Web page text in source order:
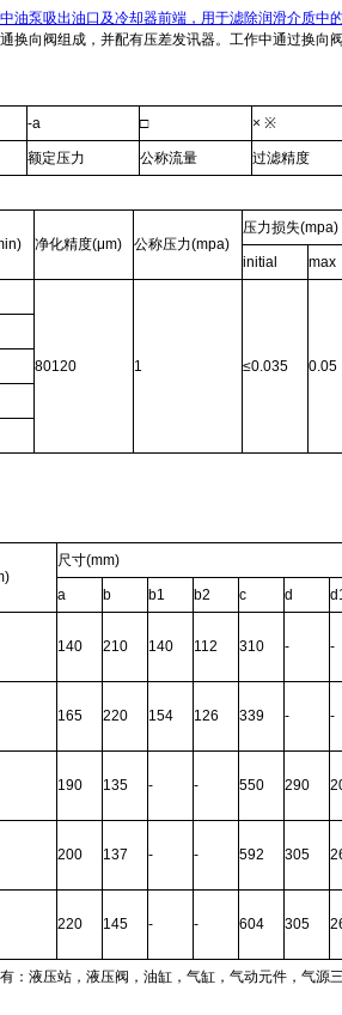
油泵吸出油口及冷却器前端，用于滤除润滑介质中
换向阀组成，并配有压差发讯器。工作中通过换
-a □ × ※
额定压力 公称流量 过滤精度
净化精度(μm) 公称压力(mpa)
压力损失(mpa)
initial max
80120 1 ≤0.035 0.05
尺寸(mm)
a b b1 b2 c d
140 210 140 112 310 -
-
165 220 154 126 339 -
-
190 135 - - 550 290
200 137 - - 592 305
220 145 - - 604 305
：液压站，液压阀，油缸，气缸，气动元件，气源